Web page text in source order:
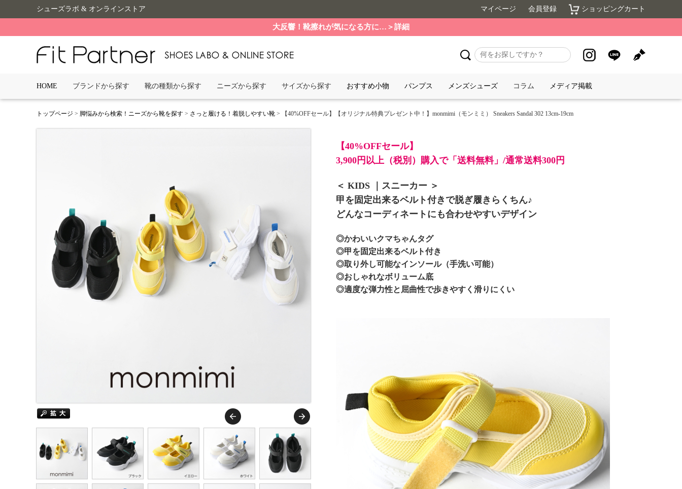
シューズラボ & オンラインストア マイページ 会員登録 ショッピングカート
大反響！靴擦れが気になる方に…＞詳細
HOME ブランドから探す 靴の種類から探す ニーズから探す サイズから探す おすすめ小物 パンプス メンズシューズ コラム メディア掲載
トップページ > 脚悩みから検索！ニーズから靴を探す > さっと履ける！着脱しやすい靴 > 【40%OFFセール】【オリジナル特典プレゼント中！】monmimi（モンミミ） Sneakers Sandal 302 13cm-19cm
【40%OFFセール】
3,900円以上（税別）購入で「送料無料」/通常送料300円
＜ KIDS ｜スニーカー ＞
甲を固定出来るベルト付きで脱ぎ履きらくちん♪
どんなコーディネートにも合わせやすいデザイン
◎かわいいクマちゃんタグ
◎甲を固定出来るベルト付き
◎取り外し可能なインソール（手洗い可能）
◎おしゃれなボリューム底
◎適度な弾力性と屈曲性で歩きやすく滑りにくい